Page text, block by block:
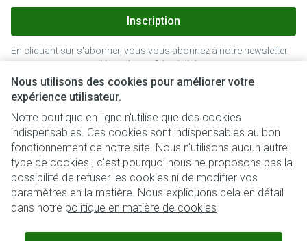
Nous utilisons des cookies pour améliorer votre
expérience utilisateur.
Notre boutique en ligne n'utilise que des cookies
indispensables. Ces cookies sont indispensables au bon
fonctionnement de notre site. Nous n'utilisons aucun autre
type de cookies ; c'est pourquoi nous ne proposons pas la
possibilité de refuser les cookies ni de modifier vos
paramètres en la matière. Nous expliquons cela en détail
dans notre politique en matière de cookies
Inscription
En cliquant sur s'abonner, vous vous abonnez à notre newsletter
et acceptez notrepolitique de confidentialité.
Liens légaux